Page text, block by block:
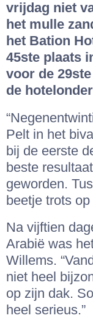
vrijdag niet
het mulle
het Bation
45ste plaats
voor de
de
Pelt in het
bij de eerste
beste
geworden.
beetje trots
Na vijftien
Arabië was
Willems.
niet heel
op zijn dak.
heel serieus.”